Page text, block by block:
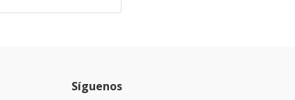
Síguenos